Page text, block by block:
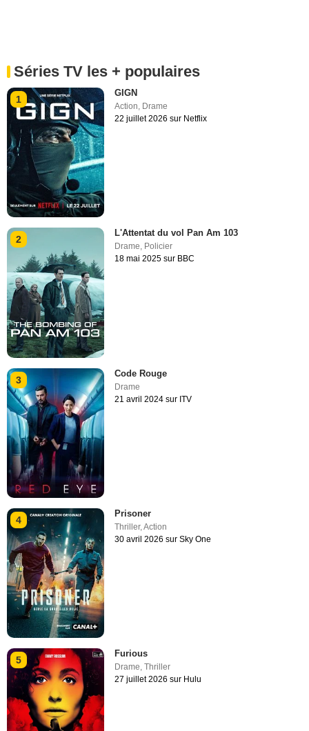
Séries TV les + populaires
1
GIGN
Action, Drame
22 juillet 2026 sur Netflix
2
L'Attentat du vol Pan Am 103
Drame, Policier
18 mai 2025 sur BBC
3
Code Rouge
Drame
21 avril 2024 sur ITV
4
Prisoner
Thriller,Action
30 avril 2026 sur Sky One
5
Furious
Drame,Thriller
27 juillet 2026 sur Hulu